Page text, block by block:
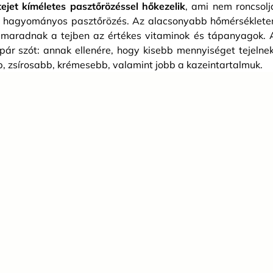
kíméletes pasztőrözéssel hőkezelik, ami nem
pasztőrözés. Az alacsonyabb
a tejben az értékes vitaminok és tápanyagok.
szót: annak ellenére, hogy kisebb mennyiséget
zsírosabb, krémesebb, valamint jobb a kazeintartalmuk.